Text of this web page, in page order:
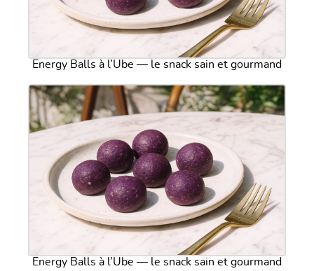
Energy Balls à l’Ube — le snack sain et gourmand
Energy Balls à l’Ube — le snack sain et gourmand